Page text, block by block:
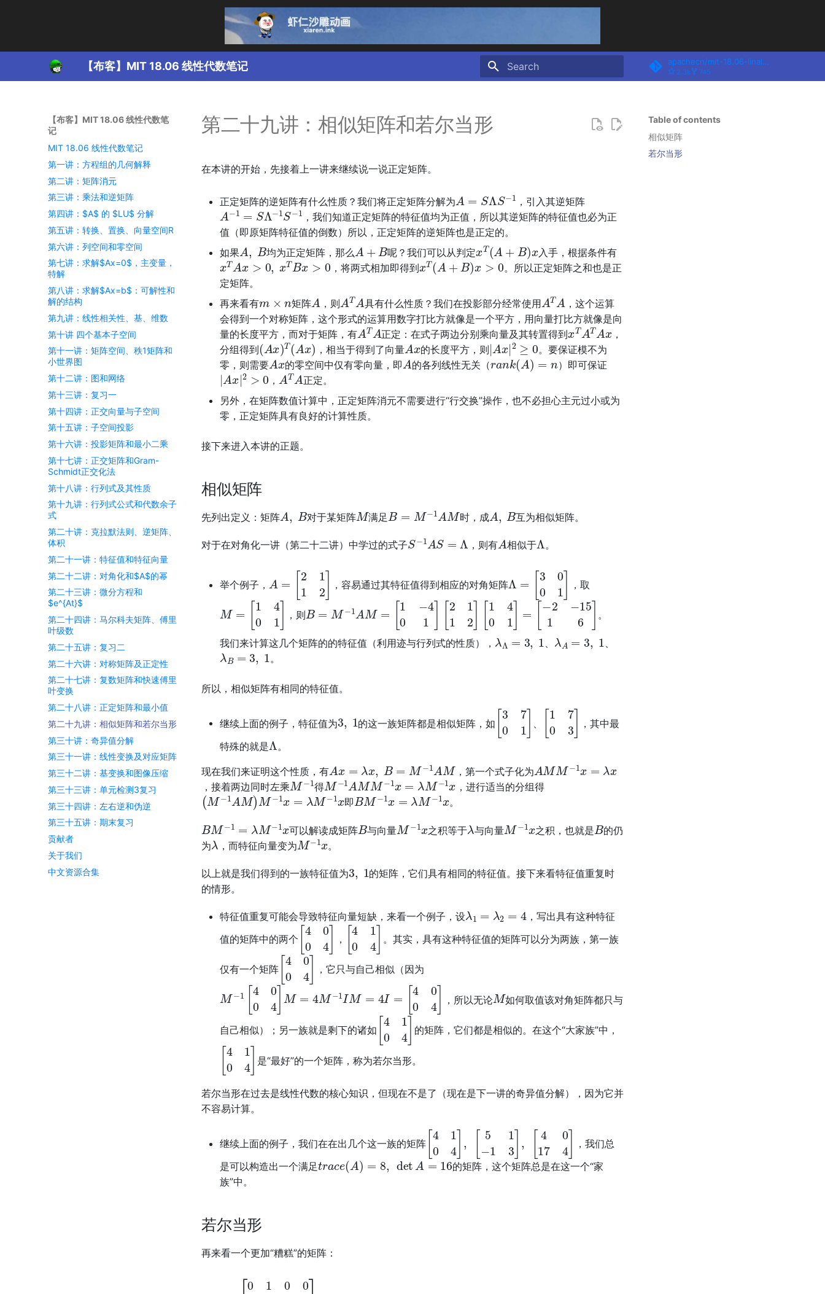
【布客】MIT 18.06 线性代数笔记 apachecn/mit-18.06-linalg-notes
2.3k 745
【布客】MIT 18.06 线性代数笔
记
MIT 18.06 线性代数笔记
第一讲：方程组的几何解释
第二讲：矩阵消元
第三讲：乘法和逆矩阵
第四讲：$A$ 的 $LU$ 分解
第五讲：转换、置换、向量空间R
第六讲：列空间和零空间
第七讲：求解$Ax=0$，主变量，
特解
第八讲：求解$Ax=b$：可解性和
解的结构
第九讲：线性相关性、基、维数
第十讲 四个基本子空间
第十一讲：矩阵空间、秩1矩阵和
小世界图
第十二讲：图和网络
第十三讲：复习一
第十四讲：正交向量与子空间
第十五讲：子空间投影
第十六讲：投影矩阵和最小二乘
第十七讲：正交矩阵和Gram-
Schmidt正交化法
第十八讲：行列式及其性质
第十九讲：行列式公式和代数余子
式
第二十讲：克拉默法则、逆矩阵、
体积
第二十一讲：特征值和特征向量
第二十二讲：对角化和$A$的幂
第二十三讲：微分方程和
$e^{At}$
第二十四讲：马尔科夫矩阵、傅里
叶级数
第二十五讲：复习二
第二十六讲：对称矩阵及正定性
第二十七讲：复数矩阵和快速傅里
叶变换
第二十八讲：正定矩阵和最小值
第二十九讲：相似矩阵和若尔当形
第三十讲：奇异值分解
第三十一讲：线性变换及对应矩阵
第三十二讲：基变换和图像压缩
第三十三讲：单元检测3复习
第三十四讲：左右逆和伪逆
第三十五讲：期末复习
贡献者
关于我们
中文资源合集
Table of contents
相似矩阵
若尔当形
第二十九讲：相似矩阵和若尔当形
在本讲的开始，先接着上一讲来继续说一说正定矩阵。
正定矩阵的逆矩阵有什么性质？我们将正定矩阵分解为 A ΛS −1 ，引入其逆矩阵
A−1=SΛ−1S−1 ，我们知道正定矩阵的特征值均为正值，所以其逆矩阵的特征值也必为正
值（即原矩阵特征值的倒数）所以，正定矩阵的逆矩阵也是正定的。
如果 A B 均为正定矩阵，那么 A 呢？我们可以从判定 T( A )x 入手，根据条件有
xTAx> 0, xTBx>0 ，将两式相加即得到xT(A+B )x>0
。所以正定矩阵之和也是正
定矩阵。
再来看有
矩阵 A ，则 ATA 具有什么性质？我们在投影部分经常使用 ATA ，这个运算
会得到一个对称矩阵，这个形式的运算用数字打比方就像是一个平方，用向量打比方就像是向
量的长度平方，而对于矩阵，有ATA 正定：在式子两边分别乘向量及其转置得到xTATAx ，
分组得到 (Ax )T(Ax ) ，相当于得到了向量Ax的长度平方，则|Ax|2≥0 。要保证模不为
零，则需要Ax的零空间中仅有零向量，即A的各列线性无关（rank (A)=n ）即可保证
|A x |2>0 ，ATA 正定。
另外，在矩阵数值计算中，正定矩阵消元不需要进行“行交换”操作，也不必担心主元过小或为
零，正定矩阵具有良好的计算性质。
接下来进入本讲的正题。
相似矩阵
先列出定义：矩阵 A B 对于某矩阵 M满足B= −1 A M 时，成 A B 互为相似矩阵。
对于在对角化一讲（第二十二讲）中学过的式子 S 1 A S ，则有 A相似于 Λ 。
举个例子， A 1 ，容易通过其特征值得到相应的对角矩阵 Λ 00 ] ，取
M= 40 ，则 B= −1 AM = [1 0 [211 ][1 40 =[ 2− 6] 。
我们来计算这几个矩阵的的特征值（利用迹与行列式的性质）， λ , λ ,
λB=3, 1 。
所以，相似矩阵有相同的特征值。
继续上面的例子，特征值为3 1 的这一族矩阵都是相似矩阵，如 3 01 17 3
，其中最
特殊的就是 Λ 。
现在我们来证明这个性质，有 A x =M 1AM ，第一个式子化为 A MM − 1x x
，接着两边同时左乘M−1得M−1 A MM−1x λM − 1x ，进行适当的分组得
(M−1AM)M−1x=λM −1x 即BM− 1 = M−1x 。
BM− 1 M −1 x 可以解读成矩阵B与向量M− 1 之积等于λ 与向量 M− 1 之积，也就是 B的仍
为λ ，而特征向量变为M−1x。
以上就是我们得到的一族特征值为3 1 的矩阵，它们具有相同的特征值。接下来看特征值重复时
的情形。
特征值重复可能会导致特征向量短缺，来看一个例子，设λ 2
，写出具有这种特征
值的矩阵中的两个 40 04 ， 41 4 。其实，具有这种特征值的矩阵可以分为两族，第一族
仅有一个矩阵 40 04 ，它只与自己相似（因为
M− 1 40 04 M= M−1 M= 4 40 ] ，所以无论 M如何取值该对角矩阵都只与
自己相似）；另一族就是剩下的诸如 41 4 的矩阵，它们都是相似的。在这个“大家族”中，
41 4 是“最好”的一个矩阵，称为若尔当形。
若尔当形在过去是线性代数的核心知识，但现在不是了（现在是下一讲的奇异值分解），因为它并
不容易计算。
继续上面的例子，我们在在出几个这一族的矩阵 41 4 1− 3] 17 ]
，我们总
是可以构造出一个满足 t e( A) , det A =16
的矩阵，这个矩阵总是在这一个“家
族”中。
若尔当形
再来看一个更加“糟糕”的矩阵：